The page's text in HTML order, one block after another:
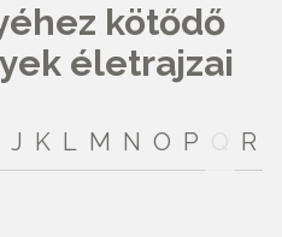
kötődő
életrajzai
J K L M N O P
R